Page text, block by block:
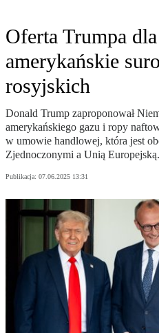
Oferta Trumpa
amerykańskie
rosyjskich
Donald Trump zaproponował
amerykańskiego gazu i ropy
w umowie handlowej, która jest
Zjednoczonymi a Unią Europejską.
Publikacja: 07.06.2025 13:31